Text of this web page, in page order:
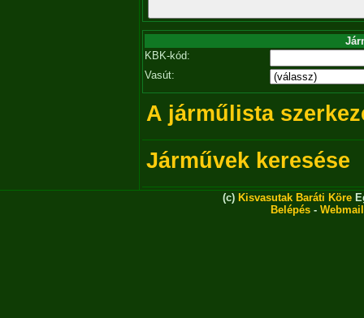
KBK-kód:
Vasút:
A járműlista
Járművek keresése
(c) Kisvasutak Baráti Köre
Belépés - Webmail